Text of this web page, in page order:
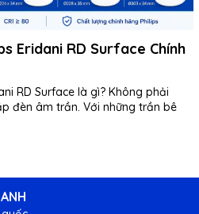
Eridani RD Surface Chính
RD Surface là gì? Không phải
đèn âm trần. Với những trần bê